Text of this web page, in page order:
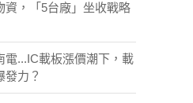
資，「5台廠」坐收戰略
電...IC載板漲價潮下，載
發力？